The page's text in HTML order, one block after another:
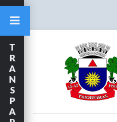
T
R
A
N
S
P
A